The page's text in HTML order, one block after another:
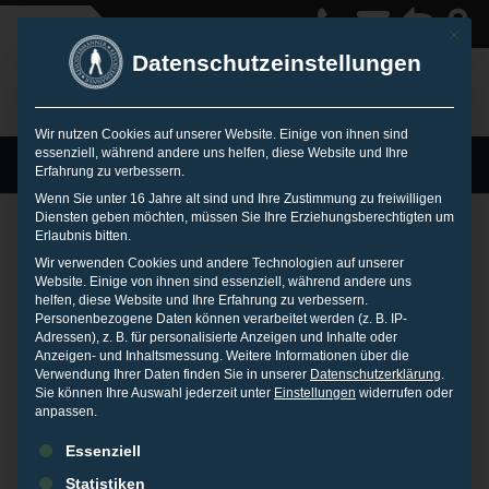
MENU
Web 1×1: CMS –
Content
Management
Systeme
Mit
Datenschutzeinstellungen
Wir nutzen Cookies auf unserer Website. Einige von ihnen sind
essenziell, während andere uns helfen, diese Website und Ihre
Erfahrung zu verbessern.
Wenn Sie unter 16 Jahre alt sind und Ihre Zustimmung zu freiwilligen
Diensten geben möchten, müssen Sie Ihre Erziehungsberechtigten um
Erlaubnis bitten.
Wir verwenden Cookies und andere Technologien auf unserer
Website. Einige von ihnen sind essenziell, während andere uns
helfen, diese Website und Ihre Erfahrung zu verbessern.
Personenbezogene Daten können verarbeitet werden (z. B. IP-
Adressen), z. B. für personalisierte Anzeigen und Inhalte oder
Anzeigen- und Inhaltsmessung. Weitere Informationen über die
Verwendung Ihrer Daten finden Sie in unserer Datenschutzerklärung.
Sie können Ihre Auswahl jederzeit unter Einstellungen widerrufen oder
anpassen.
Es folgt eine Liste der Service-Gruppen, für die eine
Essenziell
Statistiken